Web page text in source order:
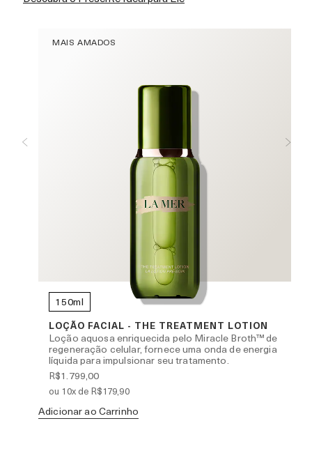
MAIS AMADOS
150ml
LOÇÃO FACIAL - THE TREATMENT LOTION
Loção aquosa enriquecida pelo Miracle Broth™ de
regeneração celular, fornece uma onda de energia
líquida para impulsionar seu tratamento.
R$1.799,00
ou 10x de R$179,90
Adicionar ao Carrinho